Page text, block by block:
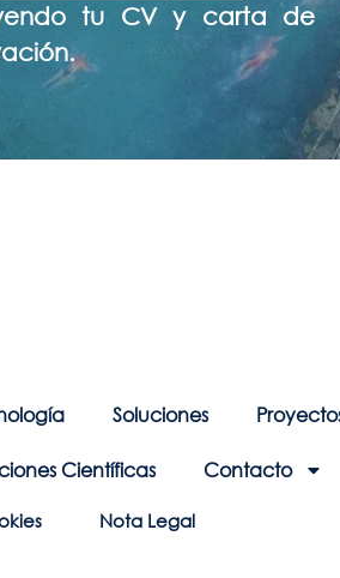
tu CV y carta de
Soluciones
Científicas Contacto
Nota Legal